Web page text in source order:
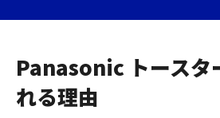
Panasonic トースタ
れる理由